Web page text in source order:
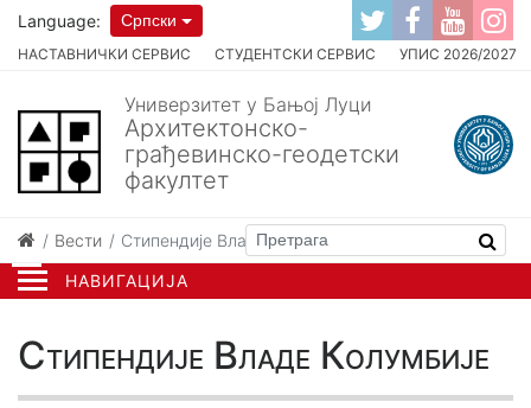
НАВИГАЦИЈА
НАСТАВНИЧКИ СЕРВИС СТУДЕНТСКИ СЕРВИС УПИС 2026/2027
Language: Српски
Универзитет у Бањој Луци
Архитектонско-
грађевинско-геодетски
факултет
Вести Стипендије Владе Колумбије
Стипендије Владе Колумбије